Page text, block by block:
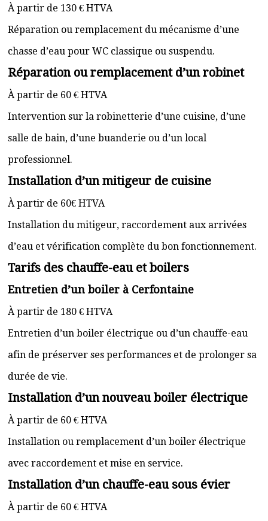
À partir de 130 € HTVA
Réparation ou remplacement du mécanisme d’une
chasse d’eau pour WC classique ou suspendu.
Réparation ou remplacement d’un robinet
À partir de 60 € HTVA
Intervention sur la robinetterie d’une cuisine, d’une
salle de bain, d’une buanderie ou d’un local
professionnel.
Installation d’un mitigeur de cuisine
À partir de 60€ HTVA
Installation du mitigeur, raccordement aux arrivées
d’eau et vérification complète du bon fonctionnement.
Tarifs des chauffe-eau et boilers
Entretien d’un boiler à Cerfontaine
À partir de 180 € HTVA
Entretien d’un boiler électrique ou d’un chauffe-eau
afin de préserver ses performances et de prolonger sa
durée de vie.
Installation d’un nouveau boiler électrique
À partir de 60 € HTVA
Installation ou remplacement d’un boiler électrique
avec raccordement et mise en service.
Installation d’un chauffe-eau sous évier
À partir de 60 € HTVA